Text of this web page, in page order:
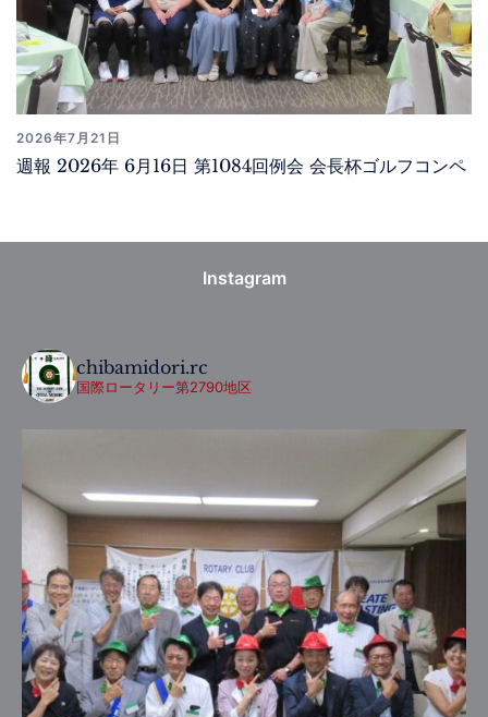
2026年7月21日
週報 2026年 6月16日 第1084回例会 会長杯ゴルフコンペ
Instagram
chibamidori.rc
国際ロータリー第2790地区